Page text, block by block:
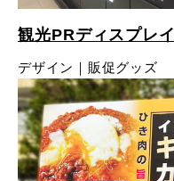
観光PRディスプレイ
デザイン｜販促グッズ